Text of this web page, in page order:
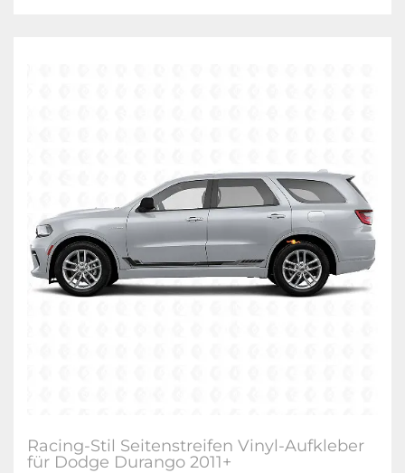
Racing-Stil Seitenstreifen Vinyl-Aufkleber
für Dodge Durango 2011+